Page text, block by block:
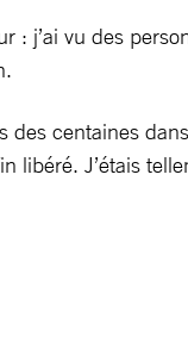
j’ai vu des
centaines
libéré. J’étais